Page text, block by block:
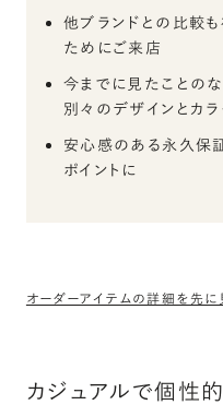
他ブランドとの比較
ためにご来店
今までに見たことの
別々のデザインとカ
安心感のある永久保
ポイントに
オーダーアイテムの詳細を先に
カジュアルで個性